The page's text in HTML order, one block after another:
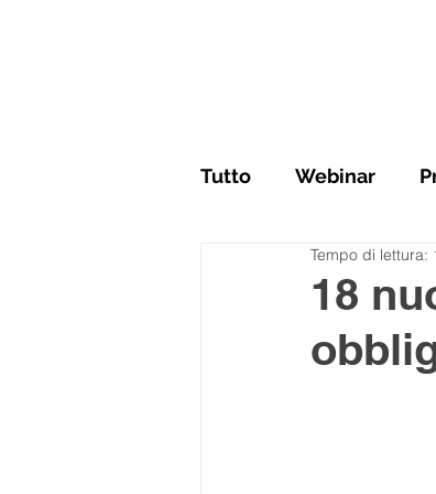
Tutto Webinar
18
Tempo di lettura: